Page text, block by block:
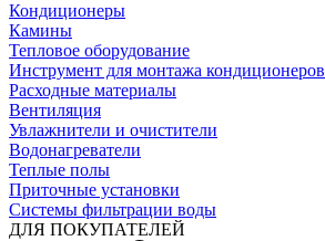
Кондиционеры
Камины
Тепловое оборудование
Инструмент для монтажа кондиционеров
Расходные материалы
Вентиляция
Увлажнители и очистители
Водонагреватели
Теплые полы
Приточные установки
Системы фильтрации воды
ДЛЯ ПОКУПАТЕЛЕЙ